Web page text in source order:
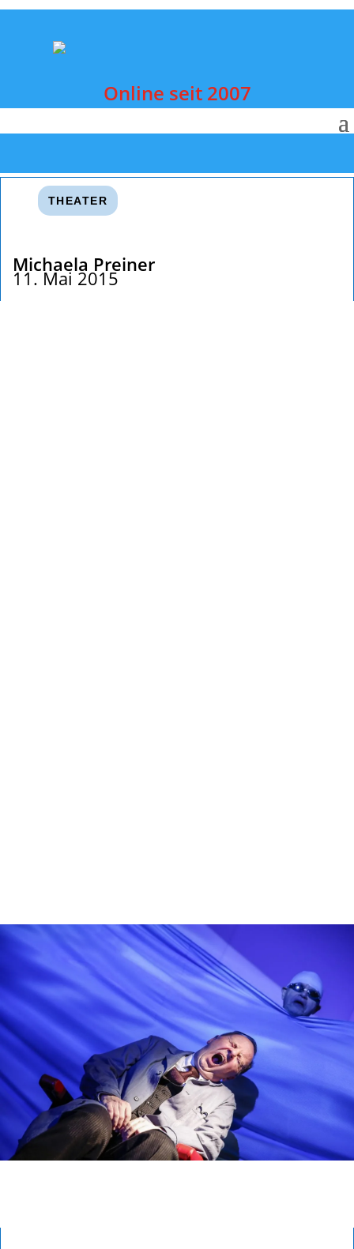
Online seit 2007
THEATER
Michaela Preiner
11. Mai 2015